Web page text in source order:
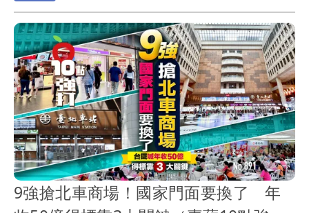
9強搶北車商場！國家門面要換了 年